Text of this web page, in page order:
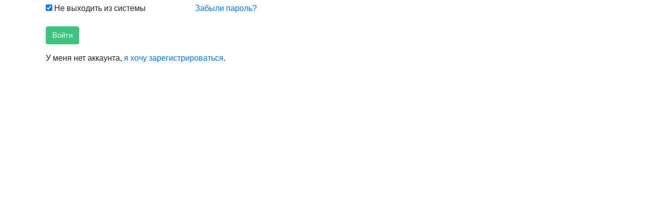
Не выходить из системы Забыли пароль?
Войти
У меня нет аккаунта, я хочу зарегистрироваться.